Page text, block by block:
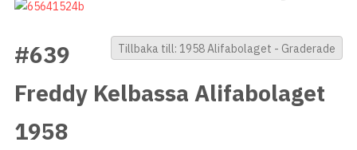
Tillbaka till: 1958 Alifabolaget - Graderade
#639
Freddy Kelbassa Alifabolaget
1958